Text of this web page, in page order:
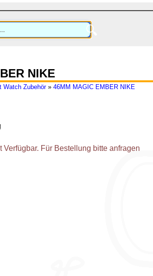
🔍
NIKE
Watch Zubehör» 46MM MAGIC EMBER NIKE
Verfügbar. Für Bestellung bitte anfragen